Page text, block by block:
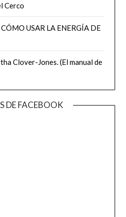
Cerco
CÓMO USAR LA ENERGÍA DE
Clover-Jones. (El manual de
DE FACEBOOK